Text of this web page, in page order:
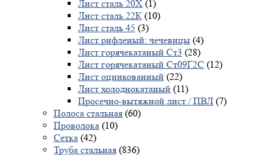
Лист сталь 20Х (1)
Лист сталь 22К (10)
Лист сталь 45 (3)
Лист рифленый: чечевицы (4)
Лист горячекатаный Ст3 (28)
Лист горячекатаный Ст09Г2С (12)
Лист оцинкованный (22)
Лист холоднокатаный (11)
Просечно-вытяжной лист / ПВЛ (7)
Полоса стальная (60)
Проволока (10)
Сетка (42)
Труба стальная (836)